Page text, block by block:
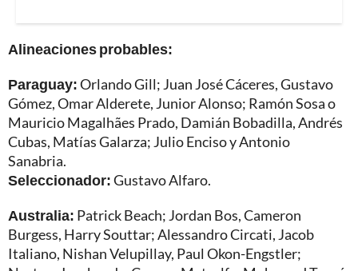
Alineaciones probables:
Paraguay:Orlando Gill; Juan José Cáceres, Gustavo
Gómez, Omar Alderete, Junior Alonso; Ramón Sosa o
Mauricio Magalhães Prado, Damián Bobadilla, Andrés
Cubas, Matías Galarza; Julio Enciso y Antonio
Sanabria.
Seleccionador:Gustavo Alfaro.
Australia: Patrick Beach; Jordan Bos, Cameron
Burgess, Harry Souttar; Alessandro Circati, Jacob
Italiano, Nishan Velupillay, Paul Okon-Engstler;